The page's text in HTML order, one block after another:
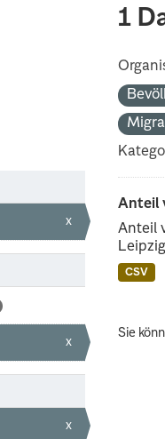
x
x
x
1
Anteil
Anteil
CSV
Sie